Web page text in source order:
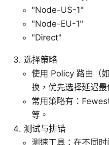
"Node-US-1"
"Node-EU-1"
"Direct"
选择策略
使用 Policy 路由（
换，优先选择延迟
常用策略有：
等。
测试与排错
测速工具：在不同